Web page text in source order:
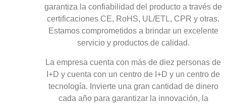
garantiza la confiabilidad del producto a través de
certificaciones CE, RoHS, UL/ETL, CPR y otras.
Estamos comprometidos a brindar un excelente
servicio y productos de calidad.
La empresa cuenta con más de diez personas de
I+D y cuenta con un centro de I+D y un centro de
tecnología. Invierte una gran cantidad de dinero
cada año para garantizar la innovación, la